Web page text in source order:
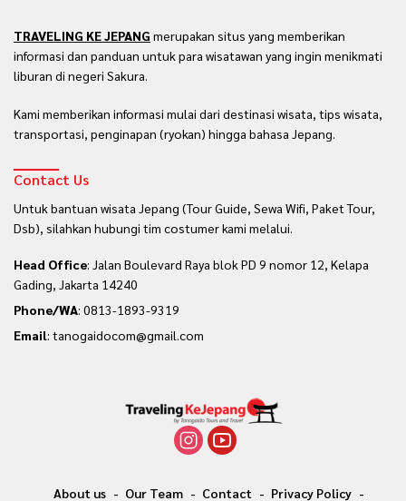
TRAVELING KE JEPANG merupakan situs yang memberikan
informasi dan panduan untuk para wisatawan yang ingin menikmati
liburan di negeri Sakura.
Kami memberikan informasi mulai dari destinasi wisata, tips wisata,
transportasi, penginapan (ryokan) hingga bahasa Jepang.
Contact Us
Untuk bantuan wisata Jepang (Tour Guide, Sewa Wifi, Paket Tour,
Dsb), silahkan hubungi tim costumer kami melalui.
Head Office: Jalan Boulevard Raya blok PD 9 nomor 12, Kelapa
Gading, Jakarta 14240
Phone/WA: 0813-1893-9319
Email: tanogaidocom@gmail.com
About us Our Team Contact Privacy Policy